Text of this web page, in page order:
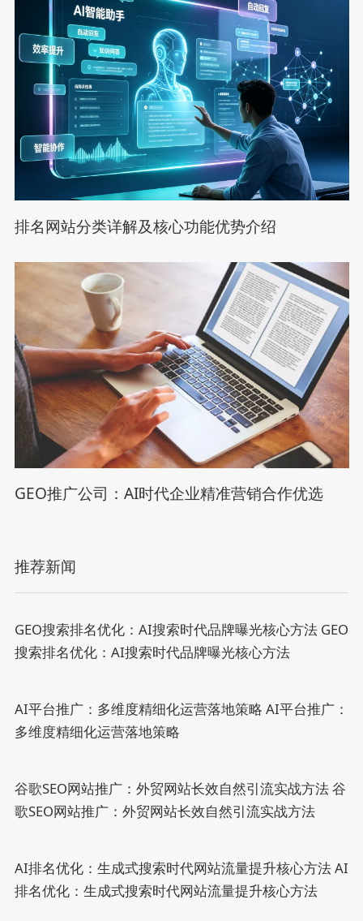
排名网站分类详解及核心功能优势介绍
GEO推广公司：AI时代企业精准营销合作优选
推荐新闻
GEO搜索排名优化：AI搜索时代品牌曝光核心方法 GEO
搜索排名优化：AI搜索时代品牌曝光核心方法
AI平台推广：多维度精细化运营落地策略 AI平台推广：
多维度精细化运营落地策略
谷歌SEO网站推广：外贸网站长效自然引流实战方法谷
歌SEO网站推广：外贸网站长效自然引流实战方法
AI排名优化：生成式搜索时代网站流量提升核心方法AI
排名优化：生成式搜索时代网站流量提升核心方法